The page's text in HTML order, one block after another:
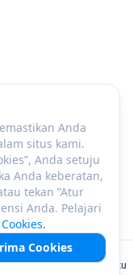
Anda
situs kami.
Anda setuju
Anda keberatan,
tekan ”Atur
Anda. Pelajari
Cookies
Akuakultur Lestari Alamku